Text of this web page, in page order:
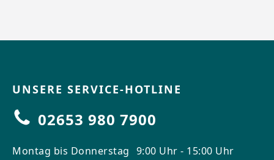
UNSERE SERVICE-HOTLINE
02653 980 7900
Montag bis Donnerstag 9:00 Uhr - 15:00 Uhr